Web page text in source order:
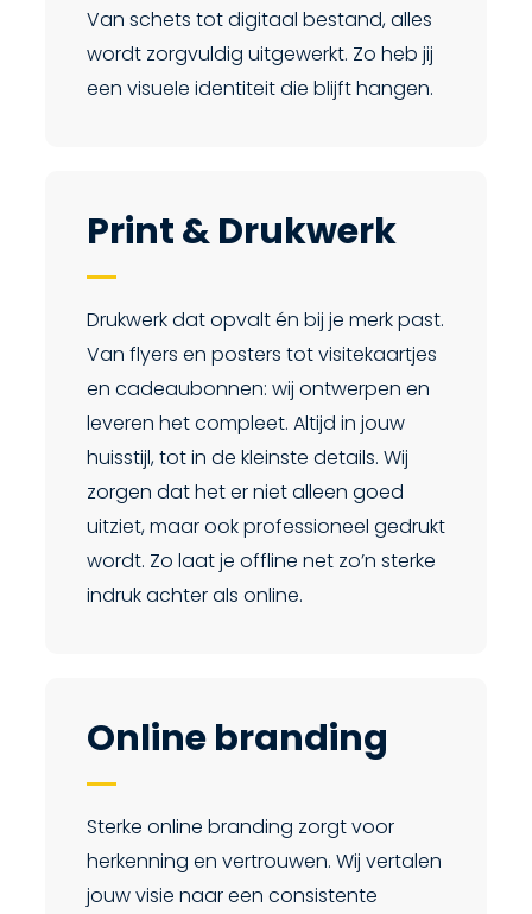
Van schets tot digitaal bestand, alles
wordt zorgvuldig uitgewerkt. Zo heb jij
een visuele identiteit die blijft hangen.
Print & Drukwerk
Drukwerk dat opvalt én bij je merk past.
Van flyers en posters tot visitekaartjes
en cadeaubonnen: wij ontwerpen en
leveren het compleet. Altijd in jouw
huisstijl, tot in de kleinste details. Wij
zorgen dat het er niet alleen goed
uitziet, maar ook professioneel gedrukt
wordt. Zo laat je offline net zo’n sterke
indruk achter als online.
Online branding
Sterke online branding zorgt voor
herkenning en vertrouwen. Wij vertalen
jouw visie naar een consistente